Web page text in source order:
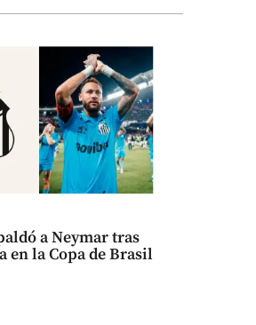
a Neymar tras
en la Copa de Brasil